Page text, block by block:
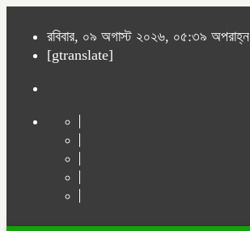
রবিবার, ০৯ অগাস্ট ২০২৬, ০৫:৩৯ অপরাহ্ন
[gtranslate]